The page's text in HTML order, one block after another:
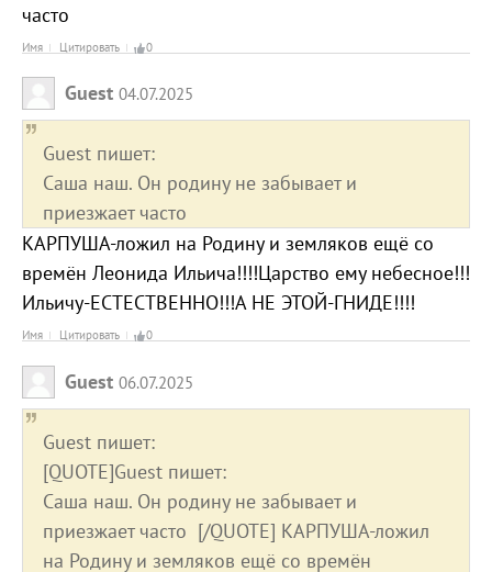
часто
Имя Цитировать 0
Guest 04.07.2025
Guest пишет:
Саша наш. Он родину не забывает и
приезжает часто
КАРПУША-ложил на Родину и земляков ещё со
времён Леонида Ильича!!!!Царство ему небесное!!!
Ильичу-ЕСТЕСТВЕННО!!!А НЕ ЭТОЙ-ГНИДЕ!!!!
Имя Цитировать 0
Guest 06.07.2025
Guest пишет:
[QUOTE]Guest пишет:
Саша наш. Он родину не забывает и
приезжает часто [/QUOTE] КАРПУША-ложил
на Родину и земляков ещё со времён